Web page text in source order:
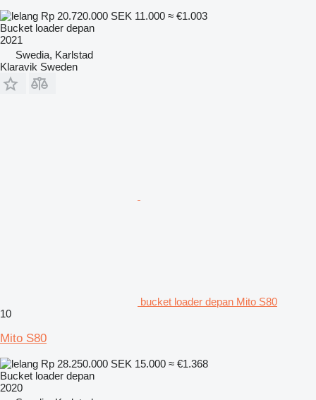
Rp 20.720.000 SEK 11.000 ≈ €1.003
Bucket loader depan
2021
Swedia, Karlstad
Klaravik Sweden
bucket loader depan Mito S80
10
Mito S80
Rp 28.250.000 SEK 15.000 ≈ €1.368
Bucket loader depan
2020